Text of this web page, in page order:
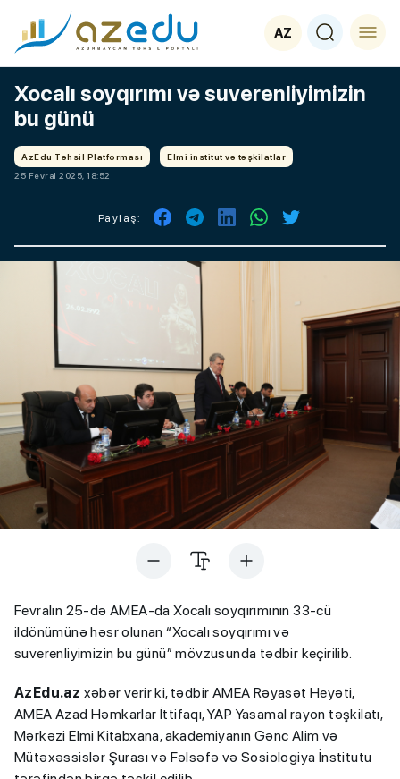
AZ
Xocalı soyqırımı və suverenliyimizin
bu günü
AzEdu Təhsil Platforması
Elmi institut və təşkilatlar
25 Fevral 2025, 18:52
Paylaş:
Fevralın 25-də AMEA-da Xocalı soyqırımının 33-cü
ildönümünə həsr olunan “Xocalı soyqırımı və
suverenliyimizin bu günü” mövzusunda tədbir keçirilib.
AzEdu.az xəbər verir ki, tədbir AMEA Rəyasət Heyəti,
AMEA Azad Həmkarlar İttifaqı, YAP Yasamal rayon təşkilatı,
Mərkəzi Elmi Kitabxana, akademiyanın Gənc Alim və
Mütəxəssislər Şurası və Fəlsəfə və Sosiologiya İnstitutu